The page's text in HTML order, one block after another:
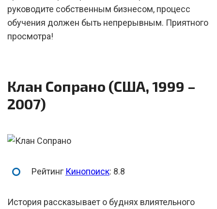
руководите собственным бизнесом, процесс
обучения должен быть непрерывным. Приятного
просмотра!
Клан Сопрано (США, 1999 –
2007)
Рейтинг Кинопоиск: 8.8
История рассказывает о буднях влиятельного